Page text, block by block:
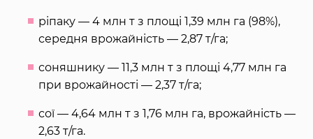
ріпаку — 4 млн т з площі 1,39 млн га (98%),
середня врожайність — 2,87 т/га;
соняшнику — 11,3 млн т з площі 4,77 млн га
при врожайності — 2,37 т/га;
сої — 4,64 млн т з 1,76 млн га, врожайність —
2,63 т/га.